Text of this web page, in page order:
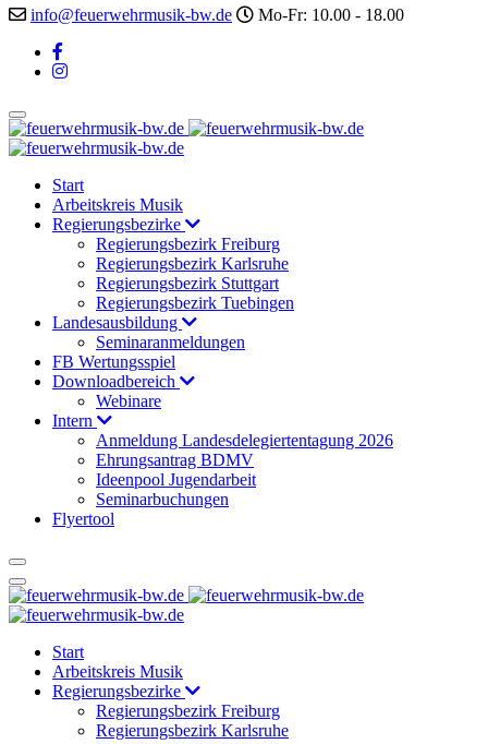
info@feuerwehrmusik-bw.de
Mo-Fr: 10.00 - 18.00
Start
Arbeitskreis Musik
Regierungsbezirke
Regierungsbezirk Freiburg
Regierungsbezirk Karlsruhe
Regierungsbezirk Stuttgart
Regierungsbezirk Tuebingen
Landesausbildung
Seminaranmeldungen
FB Wertungsspiel
Downloadbereich
Webinare
Intern
Anmeldung Landesdelegiertentagung 2026
Ehrungsantrag BDMV
Ideenpool Jugendarbeit
Seminarbuchungen
Flyertool
Start
Arbeitskreis Musik
Regierungsbezirke
Regierungsbezirk Freiburg
Regierungsbezirk Karlsruhe